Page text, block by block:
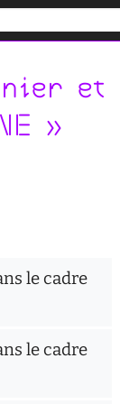
et
»
le cadre
le cadre